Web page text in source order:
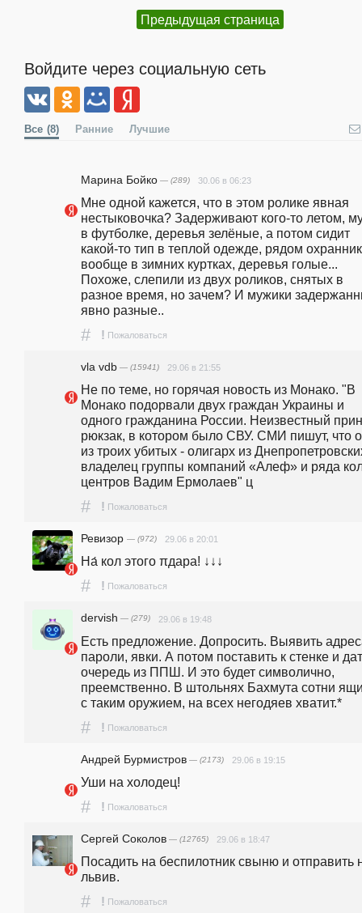
Предыдущая страница
Войдите через социальную сеть
Все (8) Ранние Лучшие
Марина Бойко — (289) 30.06 в 06:23
Мне одной кажется, что в этом ролике явная
нестыковочка? Задерживают кого-то летом,
в футболке, деревья зелёные, а потом сидит
какой-то тип в теплой одежде, рядом
вообще в зимних куртках, деревья голые...
Похоже, слепили из двух роликов, снятых в
разное время, но зачем? И мужики
явно разные..
# ! Пожаловаться
vla vdb — (15941) 29.06 в 21:55
Не по теме, но горячая новость из Монако. "В
Монако подорвали двух граждан Украины и
одного гражданина России. Неизвестный
рюкзак, в котором было СВУ. СМИ пишут, что
из троих убитых - олигарх из
владелец группы компаний «Алеф» и ряда
центров Вадим Ермолаев" ц
# ! Пожаловаться
Ревизор — (972) 29.06 в 20:01
На́ кол этого πдара! ↓↓↓
# ! Пожаловаться
dervish — (279) 29.06 в 19:48
Есть предложение. Допросить. Выявить
пароли, явки. А потом поставить к стенке и
очередь из ППШ. И это будет символично,
преемственно. В штольнях Бахмута сотни
с таким оружием, на всех негодяев хватит.*
# ! Пожаловаться
Андрей Бурмистров — (2173) 29.06 в 19:15
Уши на холодец!
# ! Пожаловаться
Сергей Соколов — (12765) 29.06 в 18:47
Посадить на беспилотник свыню и отправить
львив.
# ! Пожаловаться